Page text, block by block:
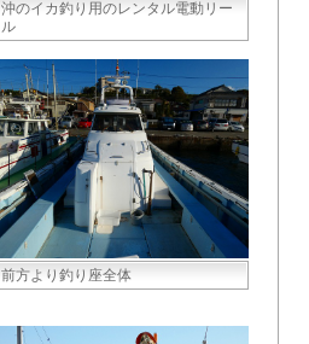
沖のイカ釣り用のレンタル電動リー
ル
前方より釣り座全体